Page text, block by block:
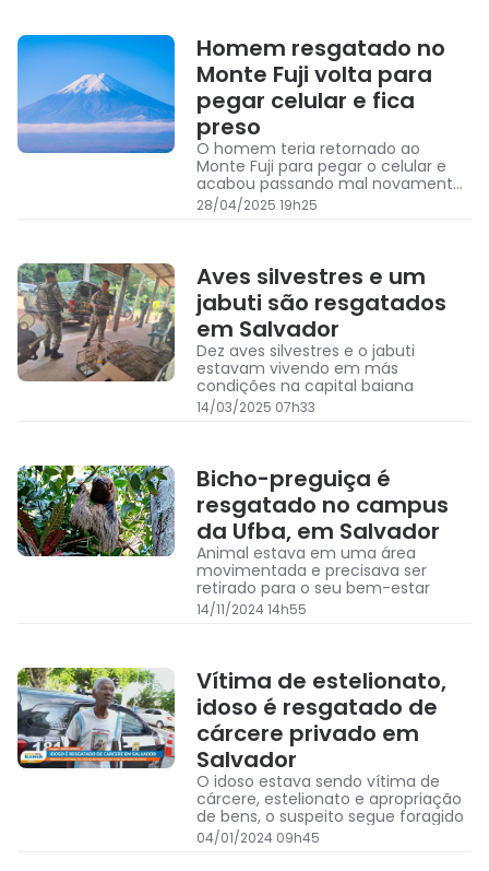
Homem resgatado no
Monte Fuji volta para
pegar celular e fica
preso
O homem teria retornado ao
Monte Fuji para pegar o celular e
acabou passando mal novamente,
precisando de resgate.
28/04/2025 19h25
Aves silvestres e um
jabuti são resgatados
em Salvador
Dez aves silvestres e o jabuti
estavam vivendo em más
condições na capital baiana
14/03/2025 07h33
Bicho-preguiça é
resgatado no campus
da Ufba, em Salvador
Animal estava em uma área
movimentada e precisava ser
retirado para o seu bem-estar
14/11/2024 14h55
Vítima de estelionato,
idoso é resgatado de
cárcere privado em
Salvador
O idoso estava sendo vítima de
cárcere, estelionato e apropriação
de bens, o suspeito segue foragido
04/01/2024 09h45